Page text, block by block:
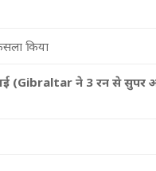
किया
(Gibraltar ने 3 रन से सुपर